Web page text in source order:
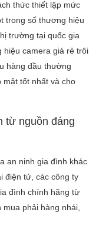
thức thiết lập mức
trong số thương hiệu
trường tại quốc gia
hiệu camera giá rẻ trôi
hàng đầu thường
mật tốt nhất và cho
từ nguồn đáng
an ninh gia đình khác
điện tử, các công ty
đình chính hãng từ
phải hàng nhái,